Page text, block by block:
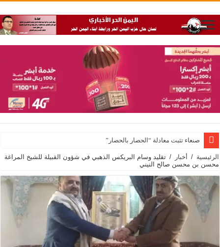
صنعاء تثبت معادلة “الحصار بالحصار”
الرئيسية / أخبار / تقليد وسام البريكس الذهبي في شؤون القبيلة للشيخ المراغة
محسن بن محسن صالح النيني